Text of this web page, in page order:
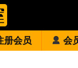
册会员 会